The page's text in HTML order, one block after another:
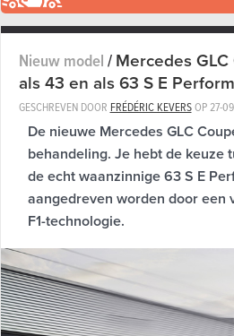
Nieuw model/Mercedes
als 43 en als 63 S E
GESCHREVEN DOOR FRÉDÉRIC KEVERSOP 27-
De nieuwe Mercedes GLC
behandeling. Je hebt de keuze
de echt waanzinnige 63 S E
aangedreven worden door een
F1-technologie.